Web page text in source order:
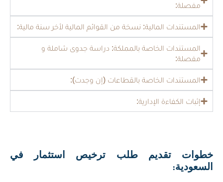
مفصلة:
المستندات المالية: نسخة من القوائم المالية لأخر سنة مالية:
المستندات الخاصة بالمملكة: دراسة جدوى شاملة و
مفصلة:
المستندات الخاصة بالقطاعات (إن وجدت):
إثبات الكفاءة الإدارية:
خطوات تقديم طلب ترخيص استثمار في
السعودية: